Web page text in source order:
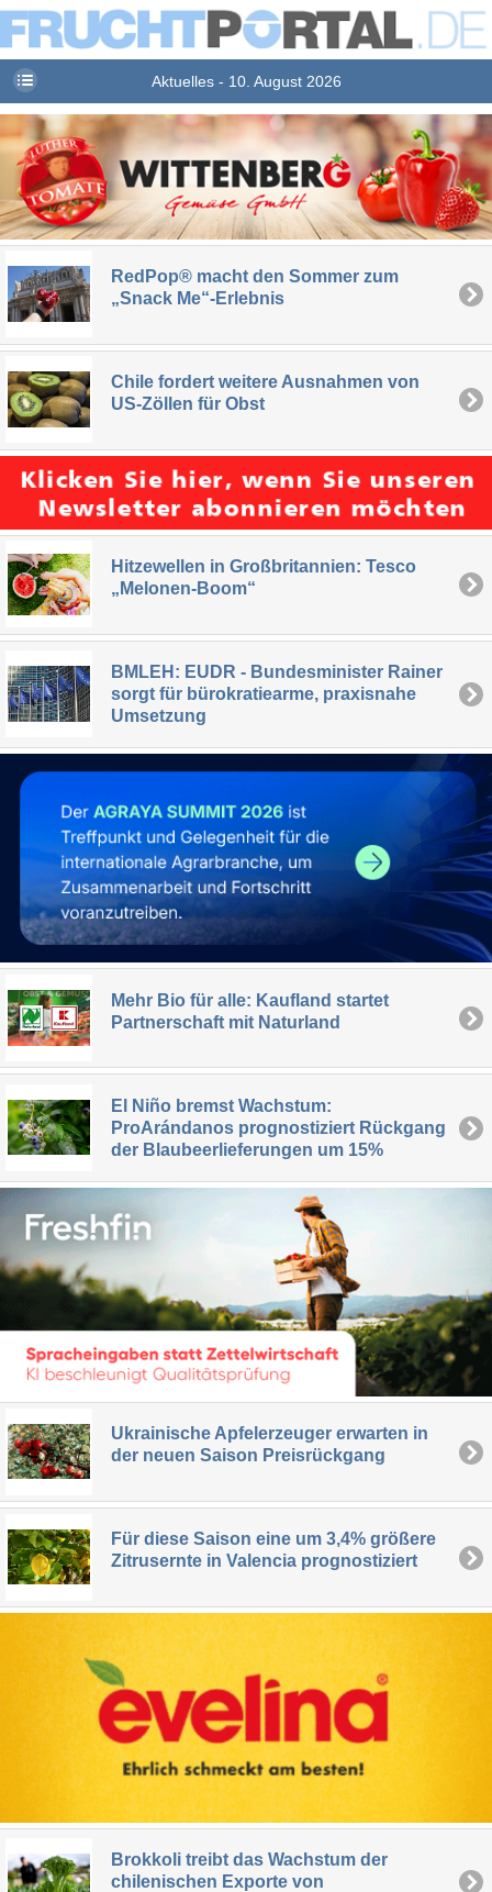
Aktuelles - 10. August 2026
RedPop® macht den Sommer zum
„Snack Me“-Erlebnis
Chile fordert weitere Ausnahmen von
US-Zöllen für Obst
Hitzewellen in Großbritannien: Tesco
„Melonen-Boom“
BMLEH: EUDR - Bundesminister Rainer
sorgt für bürokratiearme, praxisnahe
Umsetzung
Mehr Bio für alle: Kaufland startet
Partnerschaft mit Naturland
El Niño bremst Wachstum:
ProArándanos prognostiziert Rückgang
der Blaubeerlieferungen um 15%
Ukrainische Apfelerzeuger erwarten in
der neuen Saison Preisrückgang
Für diese Saison eine um 3,4% größere
Zitrusernte in Valencia prognostiziert
Brokkoli treibt das Wachstum der
chilenischen Exporte von